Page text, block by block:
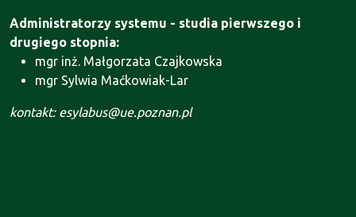
Administratorzy systemu - studia pierwszego i
drugiego stopnia:
mgr inż. Małgorzata Czajkowska
mgr Sylwia Maćkowiak-Lar
kontakt: esylabus@ue.poznan.pl